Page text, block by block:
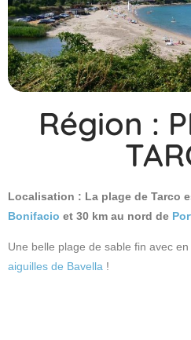
Région :
Localisation : La plage de Tarco
Bonifacio et 30 km au nord de
Une belle plage de sable fin avec
aiguilles de Bavella !